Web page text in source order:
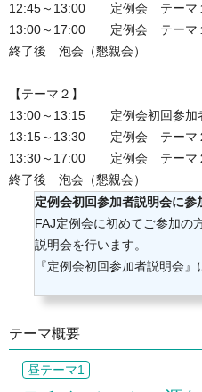
12:45～13:00　　定例会　テーマ
13:00～17:00　　定例会　テーマ
終了後　泡会（懇親会）
【テーマ２】
13:00～13:15　　定例会初回参加
13:15～13:30　　定例会　テーマ
13:30～17:00　　定例会　テーマ
定例会初回参加者説明会に参
FAJ定例会に初めてご参加の
説明会を行います。
『定例会初回参加者説明会』
テーマ概要
昼テーマ1